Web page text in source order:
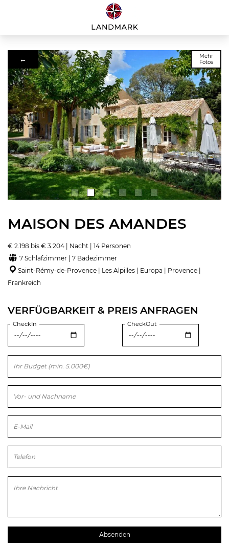
←
Mehr
Fotos
MAISON DES AMANDES
€ 2.198 bis € 3.204 | Nacht | 14 Personen
7 Schlafzimmer | 7 Badezimmer
Saint-Rémy-de-Provence | Les Alpilles | Europa | Provence |
Frankreich
VERFÜGBARKEIT & PREIS ANFRAGEN
CheckIn CheckOut
Bitte lasse dieses Feld leer.
Bitte lasse dieses Feld leer.